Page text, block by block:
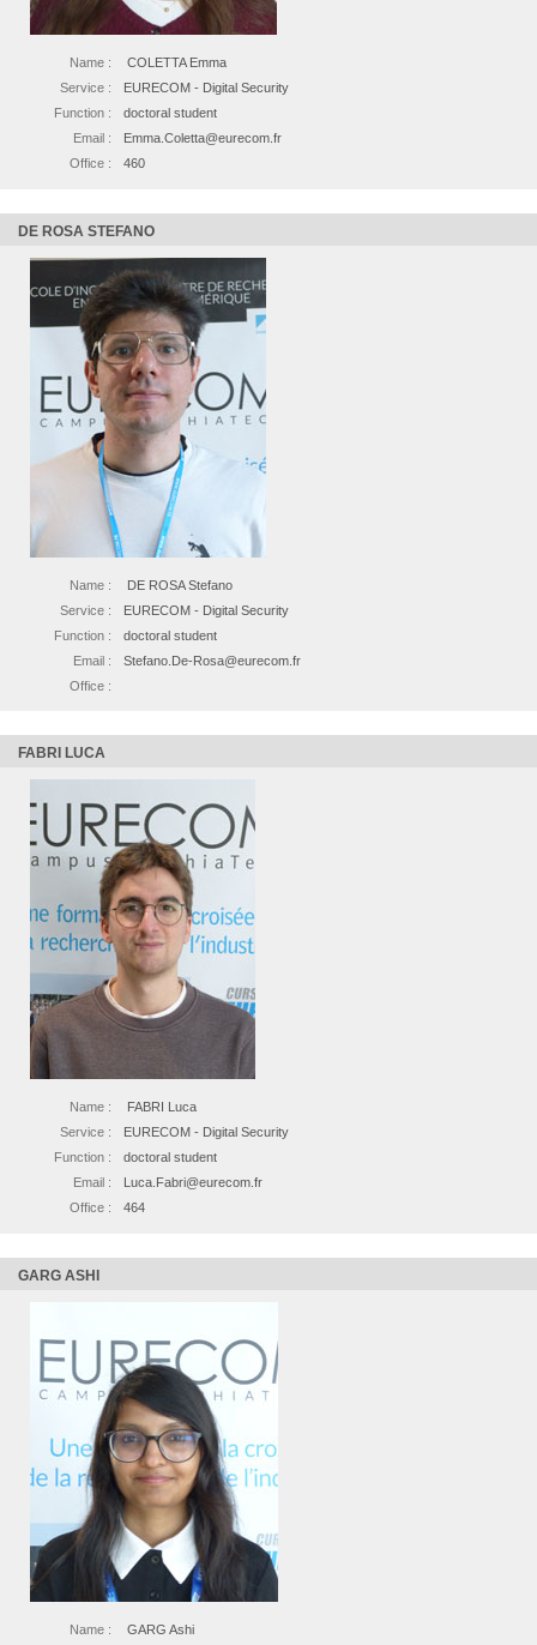
Name :
COLETTA Emma
Service :
EURECOM - Digital Security
Function :
doctoral student
Email :
Emma.Coletta@eurecom.fr
Office :
460
DE ROSA STEFANO
Name :
DE ROSA Stefano
Service :
EURECOM - Digital Security
Function :
doctoral student
Email :
Stefano.De-Rosa@eurecom.fr
Office :
FABRI LUCA
Name :
FABRI Luca
Service :
EURECOM - Digital Security
Function :
doctoral student
Email :
Luca.Fabri@eurecom.fr
Office :
464
GARG ASHI
Name :
GARG Ashi